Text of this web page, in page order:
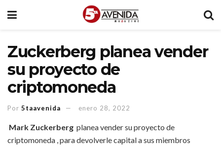
Zuckerberg planea vender
su proyecto de
criptomoneda
Por 5taavenida enero 28, 2022
Mark Zuckerberg planea vender su proyecto de
criptomoneda , para devolverle capital a sus miembros